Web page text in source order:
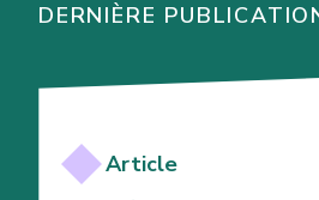
DERNIÈRE
Article